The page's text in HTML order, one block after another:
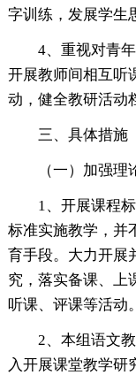
字训练，发展学生
4、重视对青
开展教师间相互听
动，健全教研活动
三、具体措施
（一）加强
1、开展课程
标准实施教学，并
育手段。大力开展
究，落实备课、上
听课、评课等活动。
2、本组语文
入开展课堂教学研